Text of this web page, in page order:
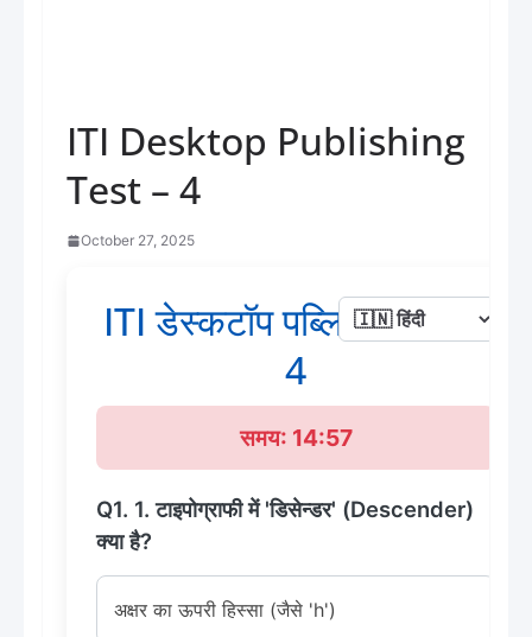
ITI Desktop Publishing
Test – 4
October 27, 2025
ITI डेस्कटॉप पब्लिशिंग टेस्ट -
4
समय: 14:57
Q1. 1. टाइपोग्राफी में 'डिसेन्डर' (Descender)
क्या है?
अक्षर का ऊपरी हिस्सा (जैसे 'h')